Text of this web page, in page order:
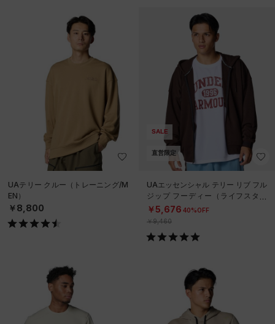
UAテリー クルー（トレーニング/M
EN）
￥8,800
SALE
直営限定
UAエッセンシャル テリー リブ フル
ジップ フーディー（ライフスタイ
ル/MEN）
￥5,676 40%OFF
￥9,460